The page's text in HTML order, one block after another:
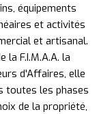
équipements
et activités
et artisanal.
F.I.M.A.A. la
d'Affaires, elle
toutes les phases
de la propriété,